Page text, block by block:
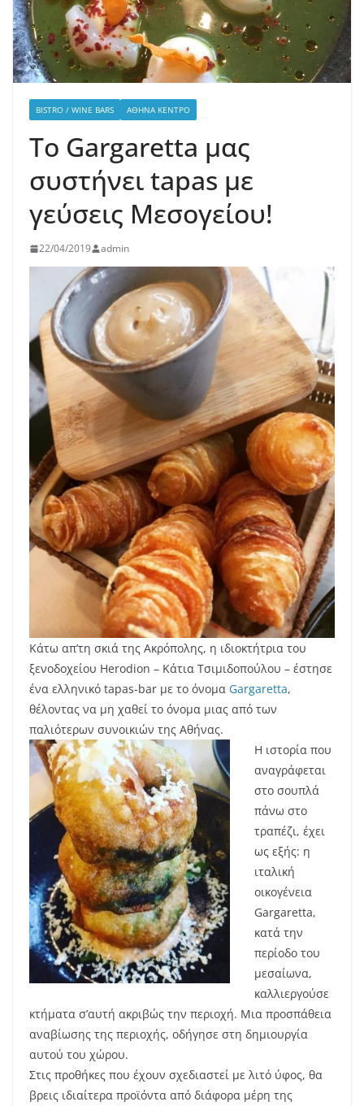
BISTRO / WINE BARS ΑΘΉΝΑ ΚΈΝΤΡΟ
Το Gargaretta μας
συστήνει tapas με
γεύσεις Μεσογείου!
22/04/2019 admin
Κάτω απ’τη σκιά της Ακρόπολης, η ιδιοκτήτρια του
ξενοδοχείου Herodion – Κάτια Τσιμιδοπούλου – έστησε
ένα ελληνικό tapas-bar με το όνομα Gargaretta,
θέλοντας να μη χαθεί το όνομα μιας από των
παλιότερων συνοικιών της Αθήνας.
Η ιστορία που
αναγράφεται
στο σουπλά
πάνω στο
τραπέζι, έχει
ως εξής: η
ιταλική
οικογένεια
Gargaretta,
κατά την
περίοδο του
μεσαίωνα,
καλλιεργούσε
κτήματα σ’αυτή ακριβώς την περιοχή. Μια προσπάθεια
αναβίωσης της περιοχής, οδήγησε στη δημιουργία
αυτού του χώρου.
Στις προθήκες που έχουν σχεδιαστεί με λιτό ύφος, θα
βρεις ιδιαίτερα προϊόντα από διάφορα μέρη της